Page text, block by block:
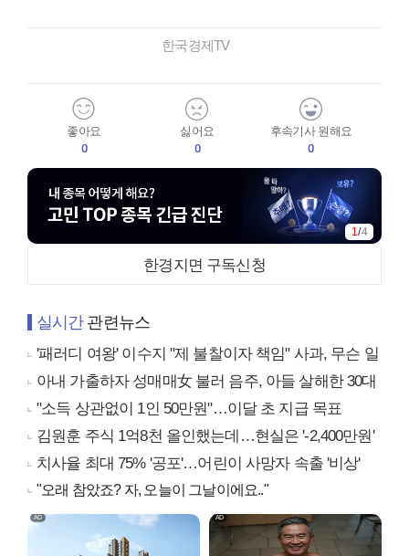
한국경제TV
좋아요
0
싫어요
0
후속기사 원해요
0
1 /4
한경지면 구독신청
실시간관련뉴스
'패러디 여왕' 이수지 "제 불찰이자 책임" 사과, 무슨 일
아내 가출하자 성매매女 불러 음주, 아들 살해한 30대
"소득 상관없이 1인 50만원"…이달 초 지급 목표
김원훈 주식 1억8천 올인했는데…현실은 '-2,400만원'
치사율 최대 75% '공포'…어린이 사망자 속출 '비상'
"오래 참았죠? 자, 오늘이 그날이에요.."